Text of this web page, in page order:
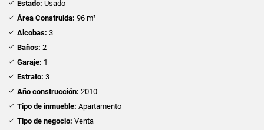
Estado: Usado
Área Construida: 96 m²
Alcobas: 3
Baños: 2
Garaje: 1
Estrato: 3
Año construcción: 2010
Tipo de inmueble: Apartamento
Tipo de negocio: Venta